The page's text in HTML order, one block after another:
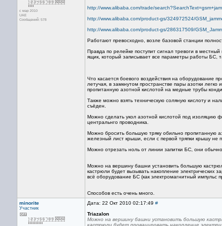
с мар 2010
UAE
Сообщений: 578
http://www.alibaba.com/trade/
http://www.alibaba.com/product-gs/324972524/
http://www.alibaba.com/product-gs/286317509/
Работают превосходно, возле базовой станции
Правда по релейке поступит сигнал тревоги в
ящик, который записывает все параметры работы БС,
Что касается боевого воздействия на оборудование
летучая, в замкнутом пространстве пары азотки
пропитанную азотной кислотой на медные трубы
Также можно взять техническую соляную кислоту и
съёден.
Можно сделать укол азотной кислотой под изоляцию
центральнго проводника.
Можно бросить большую тряку обильно пропитанную
железный лист крыши, если с первой тряпки крышу не
Можно отрезать ноль от линии запитки БС, они
Можно на вершину башни установить большую
кастрюли будет вызывать накопление
всё оборудование БС (как электромагнитный импульс
Способов есть очень много.
minorite
Участник
Дата: 22 Окт 2010 02:17:49 #
Triazalon
Можно на вершину башни установить большую
кастрюли будет провацировать накопление